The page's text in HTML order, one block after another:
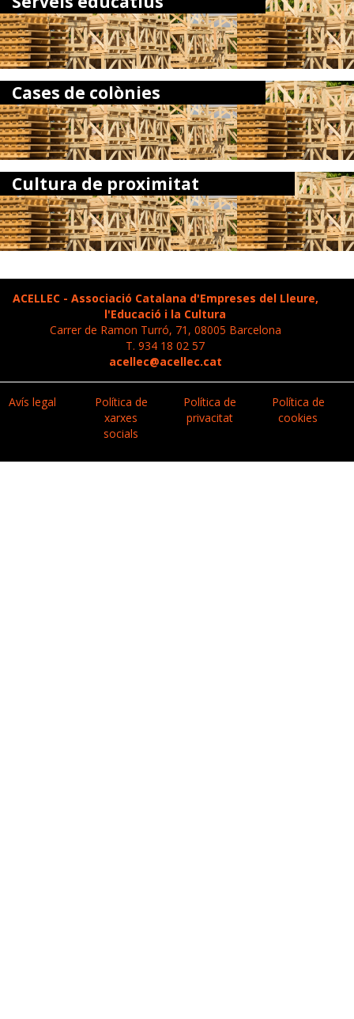
Cases de colònies
Cultura de proximitat
ACELLEC - Associació Catalana d'Empreses del Lleure,
l'Educació i la Cultura
Carrer de Ramon Turró, 71, 08005 Barcelona
T. 934 18 02 57
acellec@acellec.cat
Avís legal
Política de
xarxes
socials
Política de
privacitat
Política de
cookies